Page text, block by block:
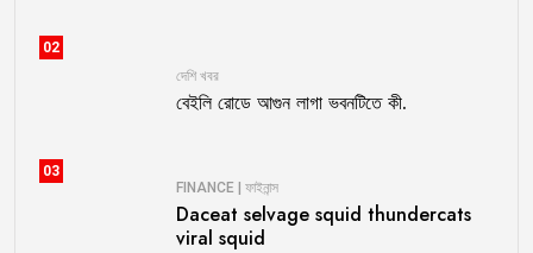
02
দেশি খবর
বেইলি রোডে আগুন লাগা ভবনটিতে কী.
03
FINANCE | ফাইনান্স
Daceat selvage squid thundercats
viral squid